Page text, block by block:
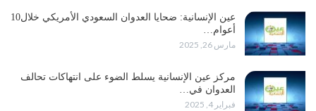
عين الإنسانية: ضحايا العدوان السعودي الأمريكي خلال10
أعوام…
مارس 26, 2025
مركز عين الإنسانية يسلط الضوء على انتهاكات تحالف
العدوان في…
فبراير 4, 2025